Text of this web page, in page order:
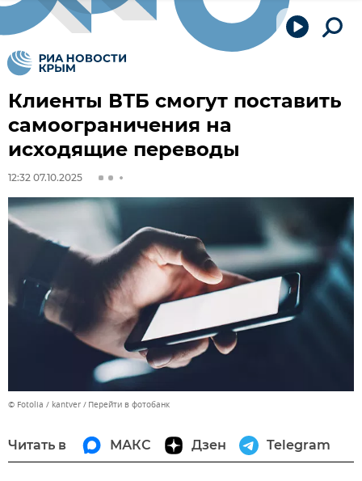
Клиенты ВТБ смогут поставить
самоограничения на
исходящие переводы
12:32 07.10.2025
© Fotolia / kantver Перейти в фотобанк
Читать в МАКС Дзен Telegram